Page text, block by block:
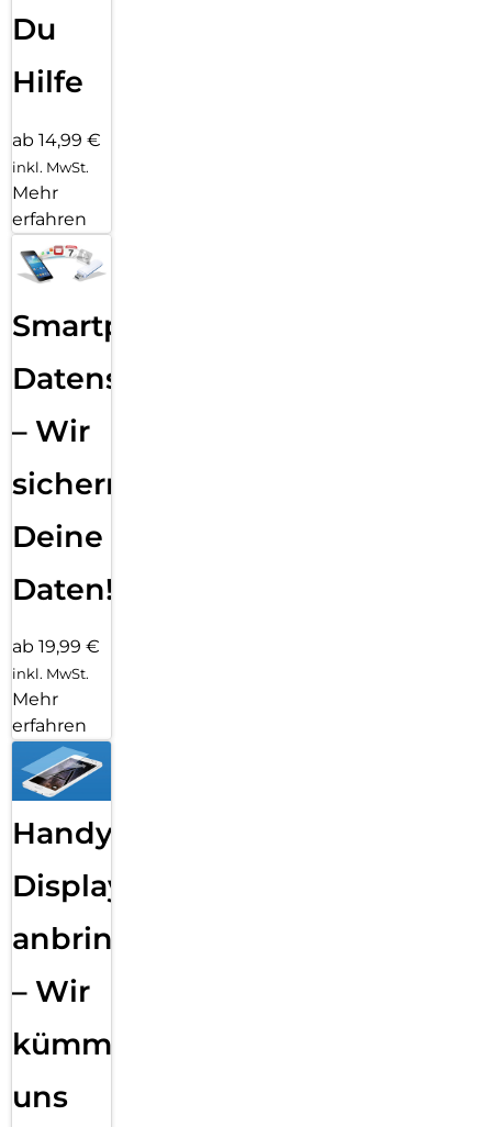
Du
Hilfe
ab 14,99 €
inkl. MwSt.
Mehr
erfahren
Smartphone
Datensicherung
– Wir
sichern
Deine
Daten!
ab 19,99 €
inkl. MwSt.
Mehr
erfahren
Handy
Displayfolie
anbringen
– Wir
kümmern
uns